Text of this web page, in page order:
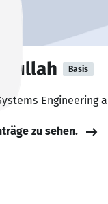
Basis
Engineering
zu sehen.